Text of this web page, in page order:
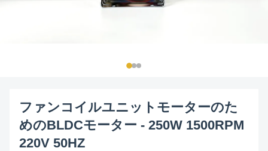
ファンコイルユニットモーターのた
めのBLDCモーター - 250W 1500RPM
220V 50HZ